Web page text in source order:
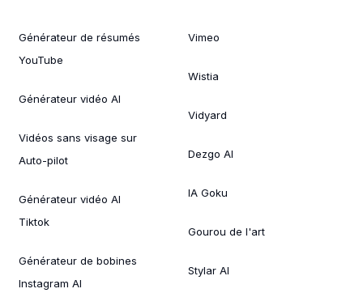
Générateur de résumés
YouTube
Générateur vidéo AI
Vidéos sans visage sur
Auto-pilot
Générateur vidéo AI
Tiktok
Générateur de bobines
Instagram AI
Vimeo
Wistia
Vidyard
Dezgo AI
IA Goku
Gourou de l'art
Stylar AI